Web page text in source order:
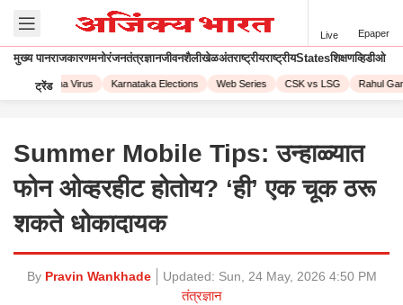
Live Epaper
मुख्य पानराजकारणमनोरंजनतंत्रज्ञानजीवनशैलीखेळअंतराष्ट्रीयराष्ट्रीयStatesशिक्षणव्हिडीओ
ट्रेंड
Corona Virus Karnataka Elections Web Series CSK vs LSG Rahul
Summer Mobile Tips: उन्हाळ्यात
फोन ओव्हरहीट होतोय? ‘ही’ एक चूक ठरू
शकते धोकादायक
By Pravin Wankhade Updated: Sun, 24 May, 2026 4:50 PM
तंत्रज्ञान